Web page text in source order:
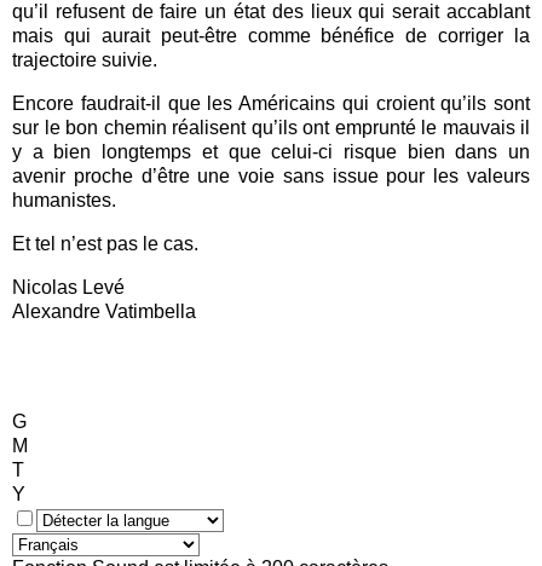
qu’il refusent de faire un état des lieux qui serait accablant
mais qui aurait peut-être comme bénéfice de corriger la
trajectoire suivie.
Encore faudrait-il que les Américains qui croient qu’ils sont
sur le bon chemin réalisent qu’ils ont emprunté le mauvais il
y a bien longtemps et que celui-ci risque bien dans un
avenir proche d’être une voie sans issue pour les valeurs
humanistes.
Et tel n’est pas le cas.
Nicolas Levé
Alexandre Vatimbella
G
M
T
Y